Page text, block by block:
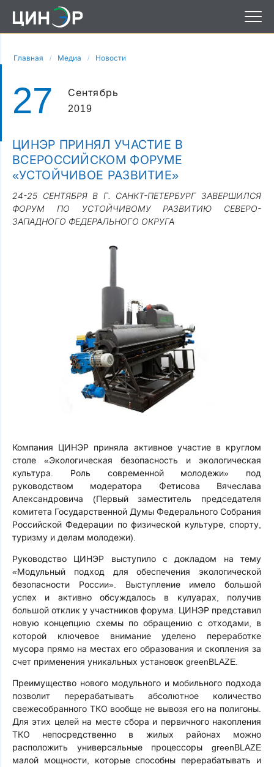
Главная Медиа Новости
27
Сентябрь
2019
ЦИНЭР ПРИНЯЛ УЧАСТИЕ В
ВСЕРОССИЙСКОМ ФОРУМЕ
«УСТОЙЧИВОЕ РАЗВИТИЕ»
24-25 СЕНТЯБРЯ В Г. САНКТ-ПЕТЕРБУРГ ЗАВЕРШИЛСЯ
ФОРУМ ПО УСТОЙЧИВОМУ РАЗВИТИЮ СЕВЕРО-
ЗАПАДНОГО ФЕДЕРАЛЬНОГО ОКРУГА
Компания ЦИНЭР приняла активное участие в круглом
столе «Экологическая безопасность и экологическая
культура. Роль современной молодежи» под
руководством модератора Фетисова Вячеслава
Александровича (Первый заместитель председателя
комитета Государственной Думы Федерального Собрания
Российской Федерации по физической культуре, спорту,
туризму и делам молодежи).
Руководство ЦИНЭР выступило с докладом на тему
«Модульный подход для обеспечения экологической
безопасности России». Выступление имело большой
успех и активно обсуждалось в кулуарах, получив
большой отклик у участников форума. ЦИНЭР представил
новую концепцию схемы по обращению с отходами, в
которой ключевое внимание уделено переработке
мусора прямо на местах его образования и скопления за
счет применения уникальных установок greenBLAZE.
Преимущество нового модульного и мобильного подхода
позволит перерабатывать абсолютное количество
свежесобранного ТКО вообще не вывозя его на полигоны.
Для этих целей на месте сбора и первичного накопления
ТКО непосредственно в жилых районах можно
расположить универсальные процессоры greenBLAZE
малой мощности, которые способны перерабатывать и